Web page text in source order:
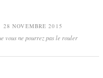
28 NOVEMBRE 2015
vous ne pourrez pas le rouler